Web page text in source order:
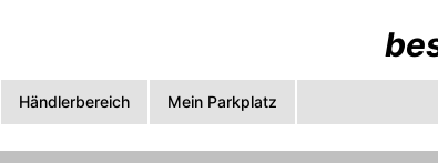
Händlerbereich Mein Parkplatz